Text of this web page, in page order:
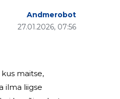
27.01.2026, 07:56
Andmerobot
maitse,
ilma liigse